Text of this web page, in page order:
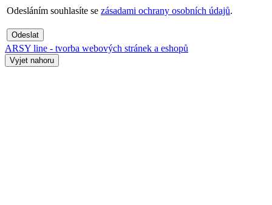
Odesláním souhlasíte se zásadami ochrany osobních údajů.
Odeslat
ARSY line - tvorba webových stránek a eshopů
Vyjet nahoru